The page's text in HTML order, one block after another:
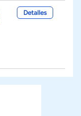
Detalles